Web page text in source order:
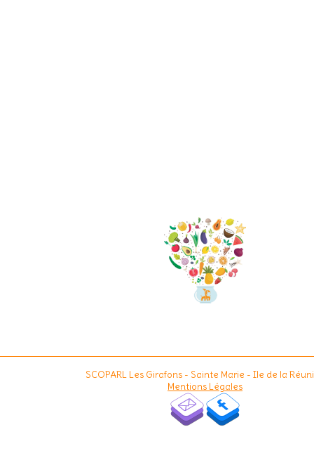
SCOPARL Les Girafons - Sainte Marie - Ile de la
Mentions Légales